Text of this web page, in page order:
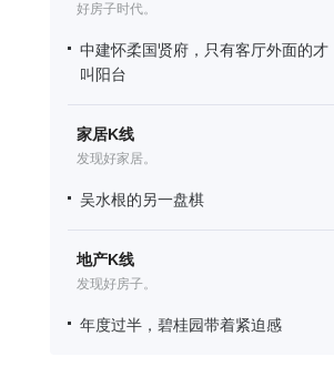
好房子时代。
中建怀柔国贤府，只有客厅外面的才
叫阳台
家居K线
发现好家居。
吴水根的另一盘棋
地产K线
发现好房子。
年度过半，碧桂园带着紧迫感